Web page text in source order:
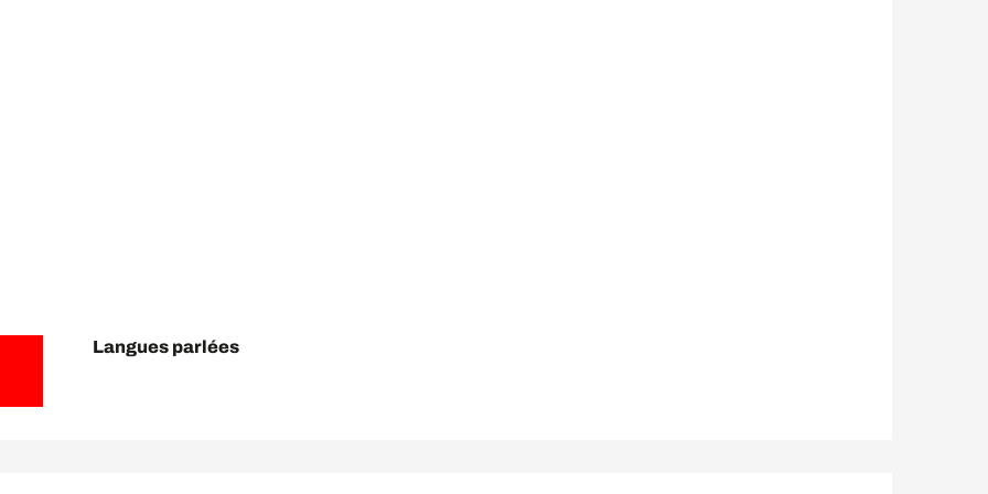
Langues parlées
Langues parlées